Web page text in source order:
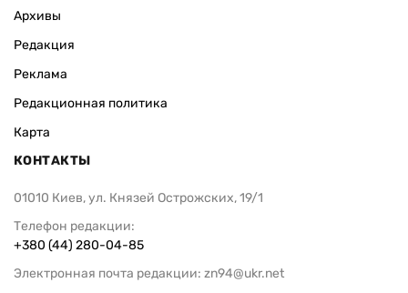
Архивы
Редакция
Реклама
Редакционная политика
Карта
КОНТАКТЫ
01010 Киев, ул. Князей Острожских, 19/1
Телефон редакции:
+380 (44) 280-04-85
Электронная почта редакции: zn94@ukr.net